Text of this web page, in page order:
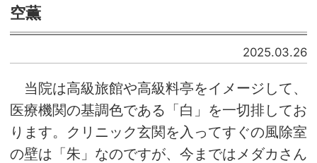
空薫
2025.03.26
当院は高級旅館や高級料亭をイメージして、
医療機関の基調色である「白」を一切排してお
ります。クリニック玄関を入ってすぐの風除室
の壁は「朱」なのですが、今まではメダカさん